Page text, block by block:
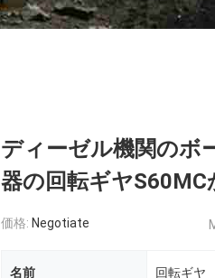
ディーゼル機関のボ
器の回転ギヤS60MC
価格: Negotiate
名前 回転ギヤ